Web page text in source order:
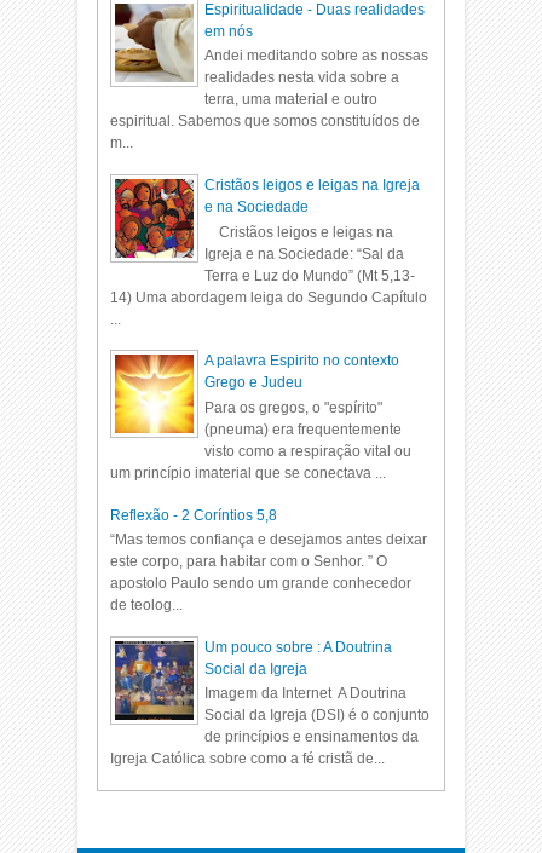
Espiritualidade - Duas realidades
em nós
Andei meditando sobre as nossas
realidades nesta vida sobre a
terra, uma material e outro
espiritual. Sabemos que somos constituídos de
m...
Cristãos leigos e leigas na Igreja
e na Sociedade
Cristãos leigos e leigas na
Igreja e na Sociedade: “Sal da
Terra e Luz do Mundo” (Mt 5,13-
14) Uma abordagem leiga do Segundo Capítulo
A palavra Espirito no contexto
Grego e Judeu
Para os gregos, o "espírito"
(pneuma) era frequentemente
visto como a respiração vital ou
um princípio imaterial que se conectava ...
Reflexão - 2 Coríntios 5,8
“Mas temos confiança e desejamos antes deixar
este corpo, para habitar com o Senhor. ” O
apostolo Paulo sendo um grande conhecedor
de teolog...
Um pouco sobre : A Doutrina
Social da Igreja
Imagem da Internet A Doutrina
Social da Igreja (DSI) é o conjunto
de princípios e ensinamentos da
Igreja Católica sobre como a fé cristã de...